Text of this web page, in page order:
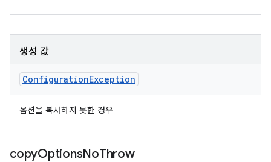
생성 값
ConfigurationException
옵션을 복사하지 못한 경우
copyOptionsNoThrow